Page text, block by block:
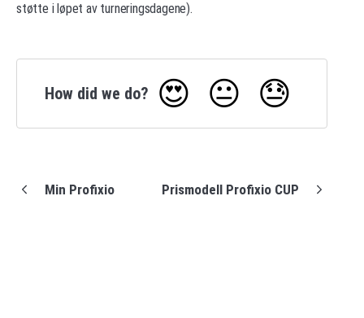
støtte i løpet av turneringsdagene).
How did we do? 😍 😐 😓
Min Profixio Prismodell Profixio CUP